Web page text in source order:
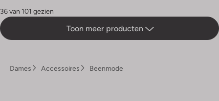
36 van 101 gezien
Toon meer producten
Dames Accessoires Beenmode